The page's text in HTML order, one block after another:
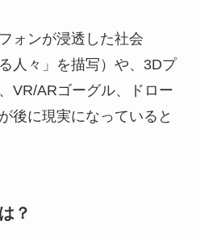
ォンが浸透した社会
人々」を描写）や、3Dプ
VR/ARゴーグル、ドロー
後に現実になっていると
？